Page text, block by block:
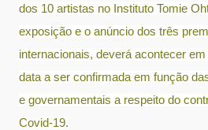
dos 10 artistas no Instituto Tomie
exposição e o anúncio dos três
internacionais, deverá acontecer em
data a ser confirmada em função
e governamentais a respeito do
Covid-19.